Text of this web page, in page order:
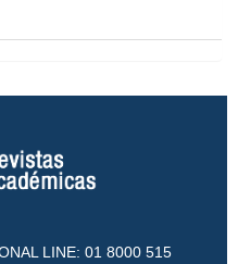
LINE: 01 8000 515